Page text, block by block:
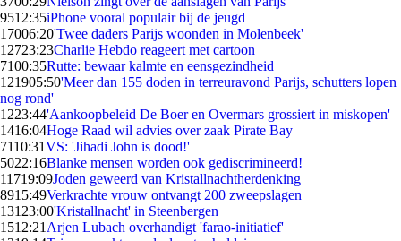
9512:35iPhone vooral populair bij de jeugd
17006:20'Twee daders Parijs woonden in Molenbeek'
12723:23Charlie Hebdo reageert met cartoon
7100:35Rutte: bewaar kalmte en eensgezindheid
121905:50'Meer dan 155 doden in terreuravond Parijs, schutters lopen
nog rond'
1223:44'Aankoopbeleid De Boer en Overmars grossiert in miskopen'
1416:04Hoge Raad wil advies over zaak Pirate Bay
7110:31VS: 'Jihadi John is dood!'
5022:16Blanke mensen worden ook gediscrimineerd!
11719:09Joden geweerd van Kristallnachtherdenking
8915:49Verkrachte vrouw ontvangt 200 zweepslagen
131 23:00'Kristallnacht' in Steenbergen
1512:21 Arjen Lubach overhandigt 'farao-initiatief'